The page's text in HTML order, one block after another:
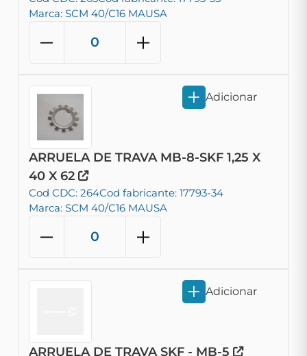
Marca: SCM 40/C16 MAUSA
ARRUELA DE TRAVA MB-8-SKF 1,25 X
40 X 62
Cod CDC: 264Cod fabricante: 17793-34
Marca: SCM 40/C16 MAUSA
Adicionar
ARRUELA DE TRAVA SKF - MB-5
Adicionar